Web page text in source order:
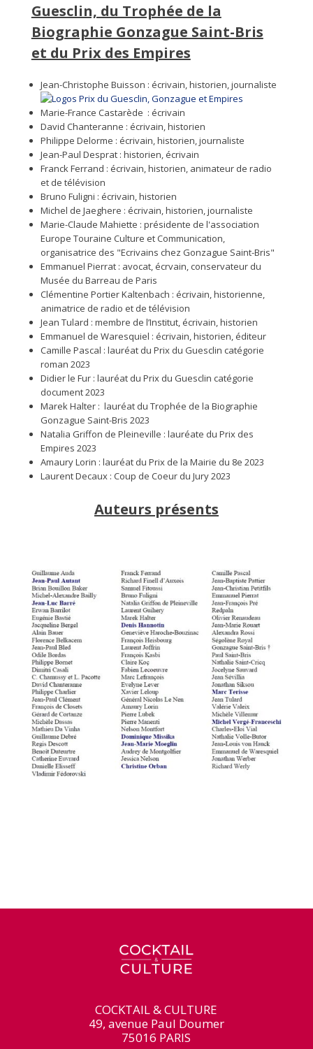
Guesclin, du Trophée de la
Biographie Gonzague Saint-Bris
et du Prix des Empires
Jean-Christophe Buisson : écrivain, historien, journaliste
Marie-France Castarède : écrivain
David Chanteranne : écrivain, historien
Philippe Delorme : écrivain, historien, journaliste
Jean-Paul Desprat : historien, écrivain
Franck Ferrand : écrivain, historien, animateur de radio
et de télévision
Bruno Fuligni : écrivain, historien
Michel de Jaeghere : écrivain, historien, journaliste
Marie-Claude Mahiette : présidente de l'association
Europe Touraine Culture et Communication,
organisatrice des "Ecrivains chez Gonzague Saint-Bris"
Emmanuel Pierrat : avocat, écrvain, conservateur du
Musée du Barreau de Paris
Clémentine Portier Kaltenbach : écrivain, historienne,
animatrice de radio et de télévision
Jean Tulard : membre de l’Institut, écrivain, historien
Emmanuel de Waresquiel : écrivain, historien, éditeur
Camille Pascal : lauréat du Prix du Guesclin catégorie
roman 2023
Didier le Fur : lauréat du Prix du Guesclin catégorie
document 2023
Marek Halter : lauréat du Trophée de la Biographie
Gonzague Saint-Bris 2023
Natalia Griffon de Pleineville : lauréate du Prix des
Empires 2023
Amaury Lorin : lauréat du Prix de la Mairie du 8e 2023
Laurent Decaux : Coup de Coeur du Jury 2023
Auteurs présents
COCKTAIL & CULTURE
49, avenue Paul Doumer
75016 PARIS